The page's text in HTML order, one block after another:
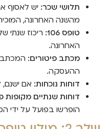
תלושי שכר: יש לאסוף
מהשנה האחרונה,
טופס 106:
ריכוז שנתי
האחרונה.
מכתב פיטורים: המכתב
ההעסקה.
דוחות נוכחות: אם ישנם,
דוחות שנתיים מקופות
הופרשו בפועל על ידי